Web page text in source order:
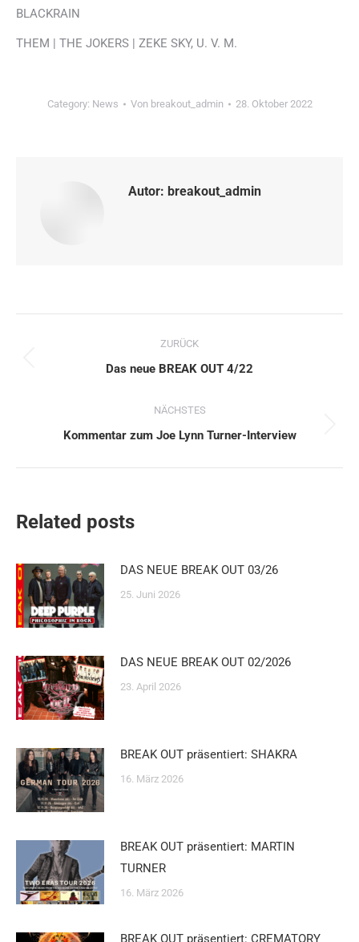
BLACKRAIN
THEM | THE JOKERS | ZEKE SKY, U. V. M.
Category: News Von breakout_admin 28. Oktober 2022
Autor: breakout_admin
Kommentarnavigation
ZURÜCK
Vorheriger
Das neue BREAK OUT 4/22
NÄCHSTES
Nächster
Kommentar zum Joe Lynn Turner-Interview
Related posts
DAS NEUE BREAK OUT 03/26
25. Juni 2026
DAS NEUE BREAK OUT 02/2026
23. April 2026
BREAK OUT präsentiert: SHAKRA
16. März 2026
BREAK OUT präsentiert: MARTIN
TURNER
16. März 2026
BREAK OUT präsentiert: CREMATORY